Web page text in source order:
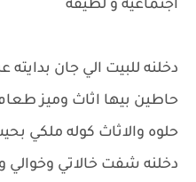
اجتماعيه و لطيفه
دخلنه للبيت الي جان
حاطين بيها اثاث وميز
حلوه والاثاث كوله ملكي
دخلنه شفت خالاتي وخوالي